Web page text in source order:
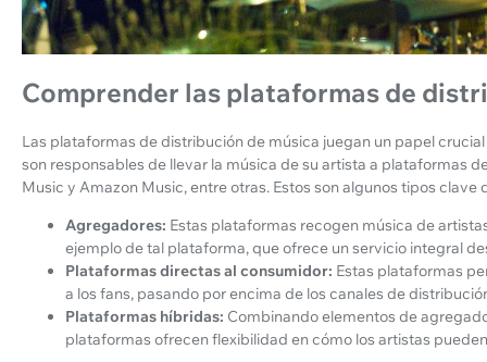
Comprender las plataformas de
Las plataformas de distribución de música juegan un papel
son responsables de llevar la música de su artista a plataformas
Music y Amazon Music, entre otras. Estos son algunos tipos
Agregadores: Estas plataformas recogen música de
ejemplo de tal plataforma, que ofrece un servicio integral
Plataformas directas al consumidor: Estas plataformas
a los fans, pasando por encima de los canales de
Plataformas híbridas: Combinando elementos de
plataformas ofrecen flexibilidad en cómo los artistas